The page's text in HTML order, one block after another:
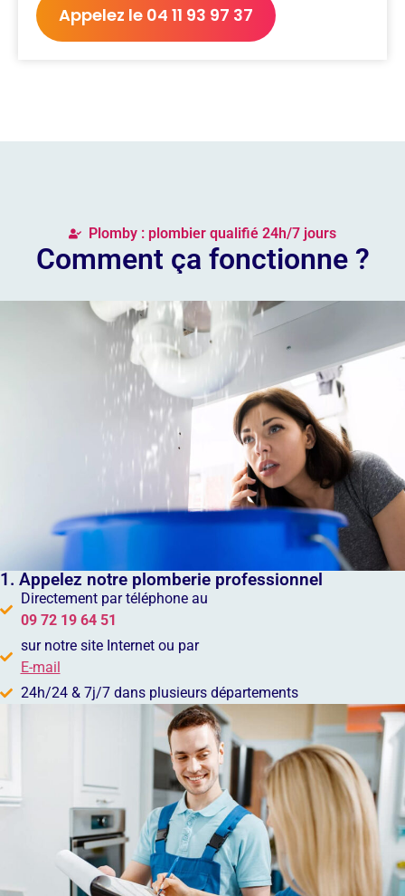
Appelez le 04 11 93 97 37
Plomby : plombier qualifié 24h/7 jours
Comment ça fonctionne ?
1. Appelez notre plomberie professionnel
Directement par téléphone au
09 72 19 64 51
sur notre site Internet ou par
E-mail
24h/24 & 7j/7 dans plusieurs départements